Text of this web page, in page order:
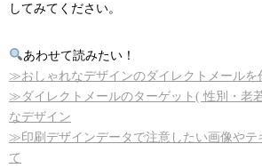
してみてください。
あわせて読みたい！
≫おしゃれなデザインのダイレクトメールを
≫ダイレクトメールのターゲット( 性別・老
なデザイン
≫印刷デザインデータで注意したい画像やテ
て